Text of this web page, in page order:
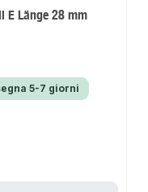
E Länge 28 mm
5-7 giorni